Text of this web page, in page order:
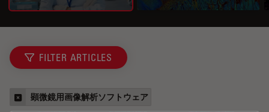
FILTER ARTICLES
顕微鏡用画像解析ソフトウェア